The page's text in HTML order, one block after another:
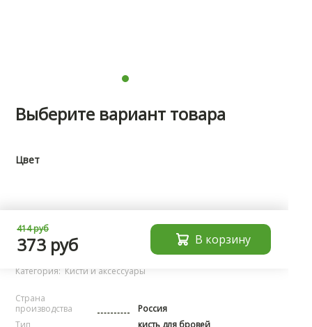
Выберите вариант товара
Цвет
Характеристики
Бренд:
noName
Категория: Кисти и аксессуары
Страна
производства
Россия
Тип
кисть для бровей
414 руб
373 руб В корзину